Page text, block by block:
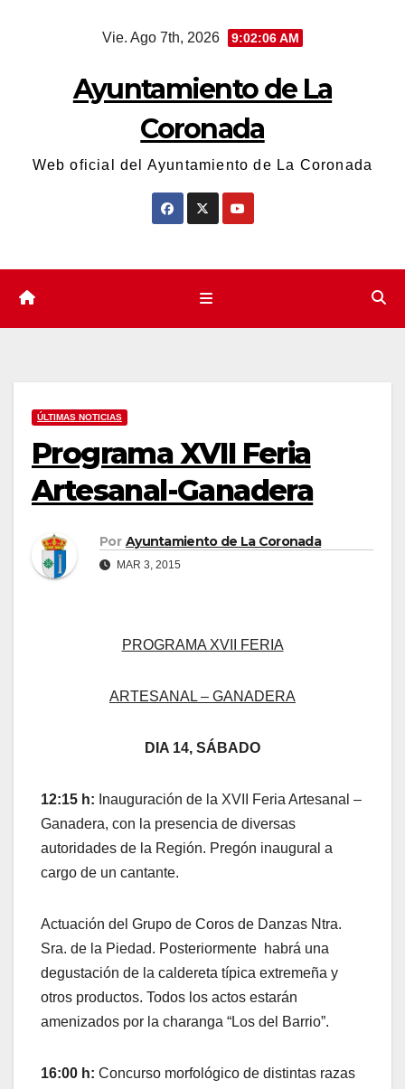
Vie. Ago 7th, 2026 9:02:06 AM
Ayuntamiento de La
Coronada
Web oficial del Ayuntamiento de La Coronada
ÚLTIMAS NOTICIAS
Programa XVII Feria
Artesanal-Ganadera
Por Ayuntamiento de La Coronada
MAR 3, 2015
PROGRAMA XVII FERIA
ARTESANAL – GANADERA
DIA 14, SÁBADO
12:15 h: Inauguración de la XVII Feria Artesanal –
Ganadera, con la presencia de diversas
autoridades de la Región. Pregón inaugural a
cargo de un cantante.
Actuación del Grupo de Coros de Danzas Ntra.
Sra. de la Piedad. Posteriormente habrá una
degustación de la caldereta típica extremeña y
otros productos. Todos los actos estarán
amenizados por la charanga “Los del Barrio”.
16:00 h: Concurso morfológico de distintas razas